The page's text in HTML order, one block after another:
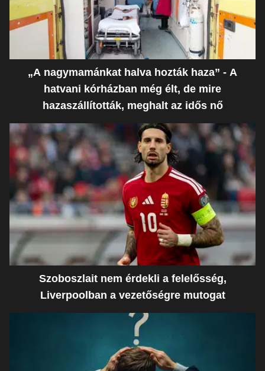
„A nagymamánkat halva hozták haza” - A
hatvani kórházban még élt, de mire
hazaszállították, meghalt az idős nő
Szoboszlait nem érdekli a felelősség,
Liverpoolban a vezetőségre mutogat